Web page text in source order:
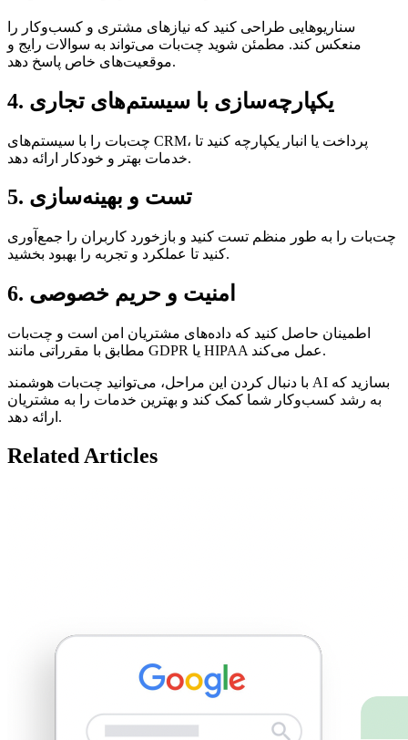
سناریوهایی طراحی کنید که نیازهای مشتری و کسب‌وکار را
منعکس کند. مطمئن شوید چت‌بات می‌تواند به سوالات رایج و
موقعیت‌های خاص پاسخ دهد.
4. یکپارچه‌سازی با سیستم‌های تجاری
چت‌بات را با سیستم‌های CRM، پرداخت یا انبار یکپارچه کنید تا
خدمات بهتر و خودکار ارائه دهد.
5. تست و بهینه‌سازی
چت‌بات را به طور منظم تست کنید و بازخورد کاربران را جمع‌آوری
کنید تا عملکرد و تجربه را بهبود بخشید.
6. امنیت و حریم خصوصی
اطمینان حاصل کنید که داده‌های مشتریان امن است و چت‌بات
مطابق با مقرراتی مانند GDPR یا HIPAA عمل می‌کند.
با دنبال کردن این مراحل، می‌توانید چت‌بات هوشمند AI بسازید که
به رشد کسب‌وکار شما کمک کند و بهترین خدمات را به مشتریان
ارائه دهد.
Related Articles